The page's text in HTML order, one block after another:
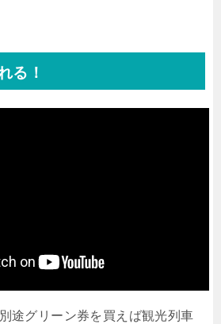
る！
途グリーン券を買えば観光列車